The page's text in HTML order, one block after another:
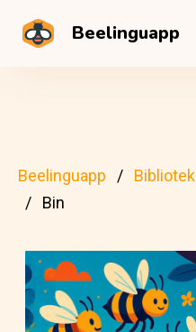
Beelinguapp
Beelinguapp Bibliotek
Bin